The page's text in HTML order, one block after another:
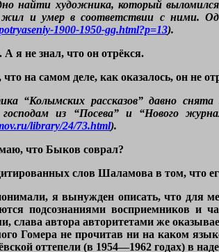
найти художника, который
и умер в соответствии с ними.
1900-1950-gg.html?p=13).
я не знал, что он отрёкся.
на самом деле, как оказалось, он не
“Колымских рассказов” давно
господам из “Посева” и “Нового
library/24/73.html).
что Быков соврал?
слов Шаламова в том, что
я вынужден описать, что для
подсознаниями восприемников и
слава автора авторитетами же
Гомера не прочитав ни на каком
оттепели (в 1954—1962 годах) в